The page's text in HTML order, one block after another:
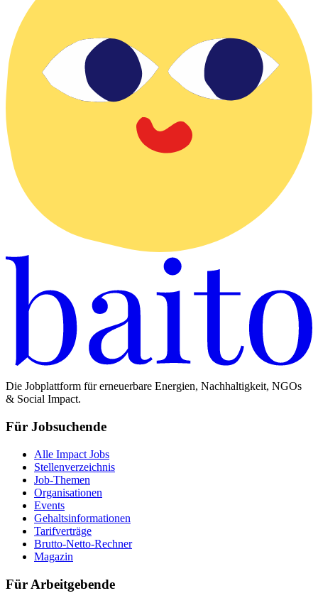
Die Jobplattform für erneuerbare Energien, Nachhaltigkeit, NGOs
& Social Impact.
Für Jobsuchende
Alle Impact Jobs
Stellenverzeichnis
Job-Themen
Organisationen
Events
Gehaltsinformationen
Tarifverträge
Brutto-Netto-Rechner
Magazin
Für Arbeitgebende